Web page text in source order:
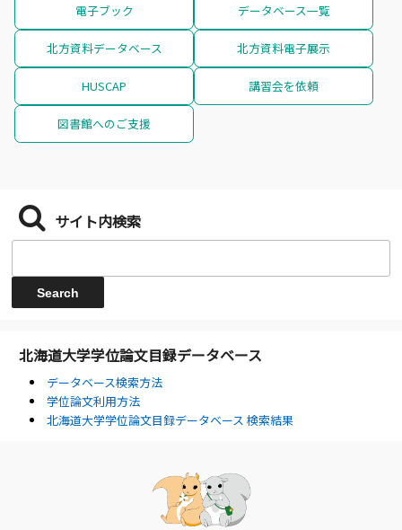
電子ブック データベース一覧
北方資料データベース 北方資料電子展示
HUSCAP 講習会を依頼
図書館へのご支援
サイト内検索
北海道大学学位論文目録データベース
データベース検索方法
学位論文利用方法
北海道大学学位論文目録データベース 検索結果